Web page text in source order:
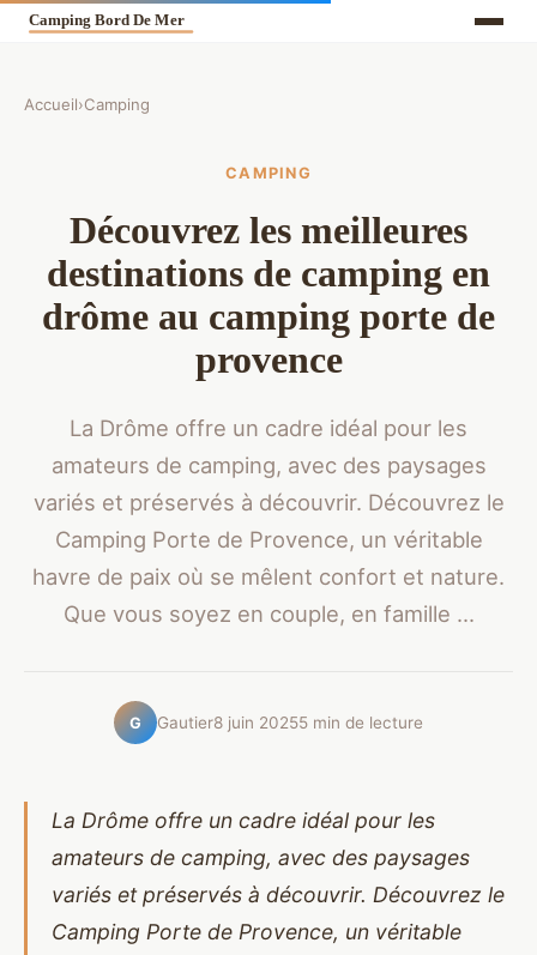
Accueil›Camping
CAMPING
Découvrez les meilleures
destinations de camping en
drôme au camping porte de
provence
La Drôme offre un cadre idéal pour les
amateurs de camping, avec des paysages
variés et préservés à découvrir. Découvrez le
Camping Porte de Provence, un véritable
havre de paix où se mêlent confort et nature.
Que vous soyez en couple, en famille ...
G Gautier8 juin 20255 min de lecture
La Drôme offre un cadre idéal pour les
amateurs de camping, avec des paysages
variés et préservés à découvrir. Découvrez le
Camping Porte de Provence, un véritable